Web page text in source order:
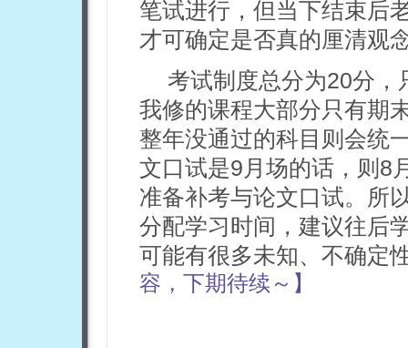
笔试进行，但当下结束后
才可确定是否真的厘清观
考试制度总分为20分，
我修的课程大部分只有期
整年没通过的科目则会统
文口试是9月场的话，则8
准备补考与论文口试。所
分配学习时间，建议往后
可能有很多未知、不确定
容，下期待续～】